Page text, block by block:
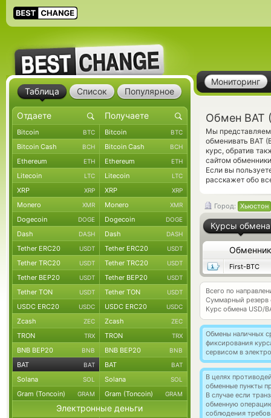
Мониторинг
Обмен BAT
Мы представляем
обменивать BAT
курс, обратив
сайтом
Если вы
расскажет обо
Город: Хьюстон
Курсы обмена
Обменник
First-BTC
Всего по
Суммарный резерв
Курс обмена USD/
Обмены наличных
фиксирования
сервисом в
В целях
обменные пункты
В случае если
обменную
соблюдения
Таблица Список Популярное
Bitcoin BTC Bitcoin BTC
Bitcoin Cash BCH Bitcoin Cash BCH
Ethereum ETH Ethereum ETH
Litecoin LTC Litecoin LTC
XRP XRP XRP XRP
Monero XMR Monero XMR
Dogecoin DOGE Dogecoin DOGE
Dash DASH Dash DASH
Tether ERC20 USDT Tether ERC20 USDT
Tether TRC20 USDT Tether TRC20 USDT
Tether BEP20 USDT Tether BEP20 USDT
Tether TON USDT Tether TON USDT
USDC ERC20 USDC USDC ERC20 USDC
Zcash ZEC Zcash ZEC
TRON TRX TRON TRX
BNB BEP20 BNB BNB BEP20 BNB
BAT BAT BAT BAT
Solana SOL Solana SOL
Gram (Toncoin) GRAM Gram (Toncoin) GRAM
Электронные деньги